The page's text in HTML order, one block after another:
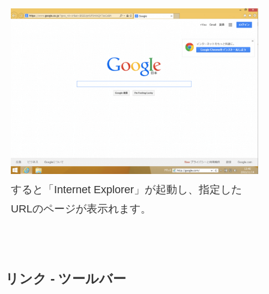
すると「Internet Explorer」が起動し、指定した
URLのページが表示れます。
リンク - ツールバー